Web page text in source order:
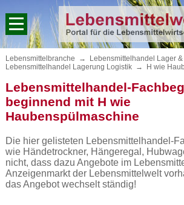
Lebensmittelbranche → Lebensmittelhandel Lager
Lebensmittelhandel Lagerung Logistik → H wie
Lebensmittelhandel-
beginnend mit H wie
Haubenspülmaschine
Die hier gelisteten Lebensmittelhandel-
wie Händetrockner, Hängeregal,
nicht, dass dazu Angebote im
Anzeigenmarkt der Lebensmittelwelt
das Angebot wechselt ständig!